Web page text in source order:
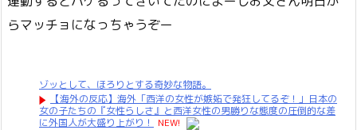
らマッチョになっちゃうぞー
ゾッとして、ほろりとする奇妙な物語。
【海外の反応】海外「西洋の女性が嫉妬で発狂してるぞ！」日本の
女の子たちの『女性らしさ』と西洋女性の男勝りな態度の圧倒的な差
に外国人が大盛り上がり！
NEW!